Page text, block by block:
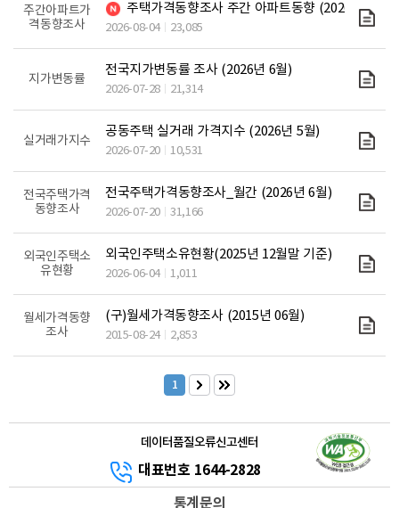
주간아파트가
격동향조사
주택가격동향조사 주간 아파트동향 (2026년 7월
2026-08-04 23,085
지가변동률
전국지가변동률 조사 (2026년 6월)
2026-07-28 21,314
실거래가지수
공동주택 실거래 가격지수 (2026년 5월)
2026-07-20 10,531
전국주택가격
동향조사
전국주택가격동향조사_월간 (2026년 6월)
2026-07-20 31,166
외국인주택소
유현황
외국인주택소유현황(2025년 12월말 기준)
2026-06-04 1,011
월세가격동향
조사
(구)월세가격동향조사 (2015년 06월)
2015-08-24 2,853
1
데이터품질오류신고센터
대표번호 1644-2828
통계문의